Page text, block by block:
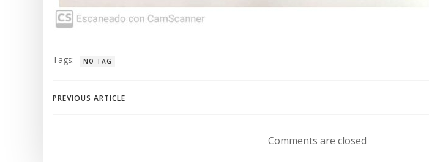
Tags: NO TAG
Navegación
PREVIOUS ARTICLE
de
Comments are closed